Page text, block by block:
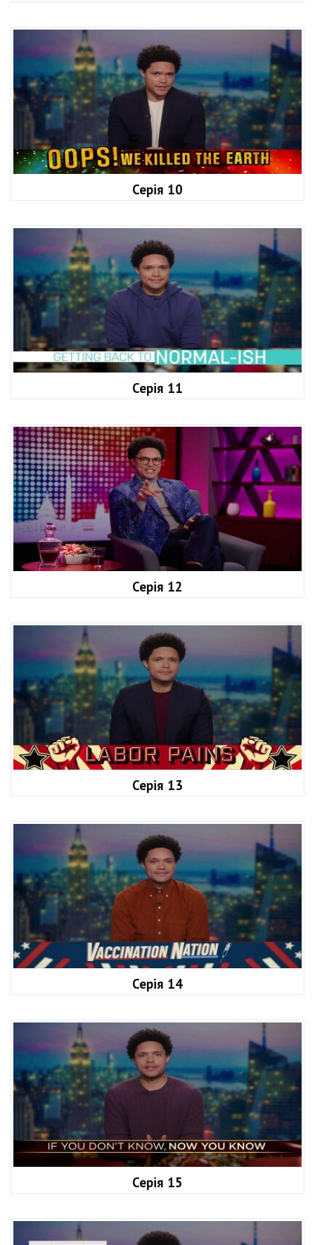
Серія 10
Серія 11
Серія 12
Серія 13
Серія 14
Серія 15